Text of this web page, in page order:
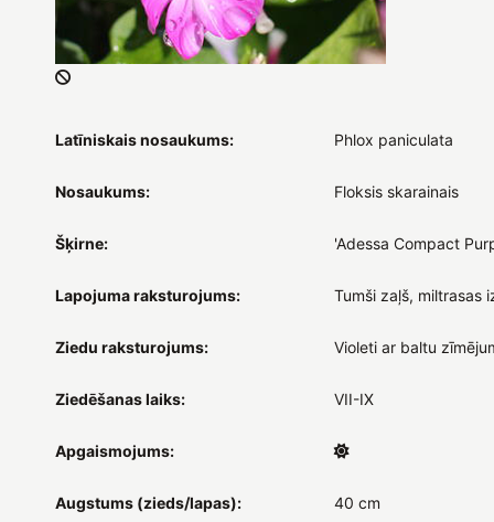
Latīniskais nosaukums: Phlox paniculata
Nosaukums: Floksis skarainais
Šķirne: 'Adessa Compact
Lapojuma raksturojums: Tumši zaļš, miltrasas
Ziedu raksturojums: Violeti ar baltu
Ziedēšanas laiks: VII-IX
Apgaismojums:
Augstums (zieds/lapas): 40 cm